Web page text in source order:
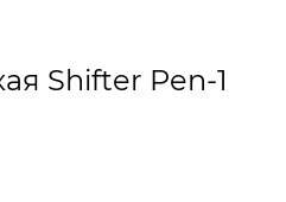
Shifter Pen-1